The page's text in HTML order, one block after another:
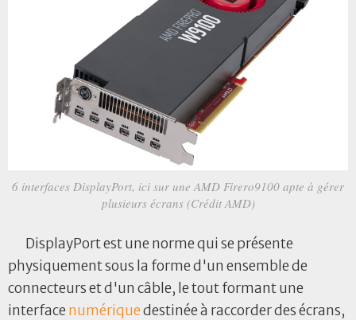
6 interfaces DisplayPort, ici sur une AMD Firero9100 apte à gérer
plusieurs écrans (Crédit AMD)
DisplayPort est une norme qui se présente
physiquement sous la forme d'un ensemble de
connecteurs et d'un câble, le tout formant une
interface numériquedestinée à raccorder des écrans,